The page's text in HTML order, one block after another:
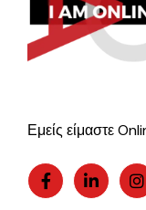
Εμείς είμαστε